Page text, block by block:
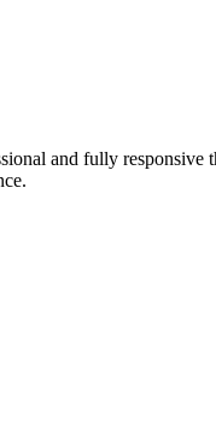
and fully responsive